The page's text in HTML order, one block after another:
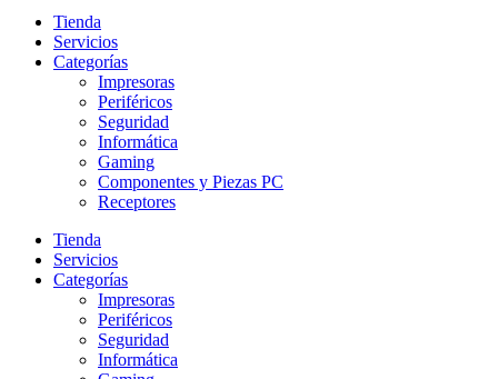
Tienda
Servicios
Categorías
Impresoras
Periféricos
Seguridad
Informática
Gaming
Componentes y Piezas PC
Receptores
Tienda
Servicios
Categorías
Impresoras
Periféricos
Seguridad
Informática